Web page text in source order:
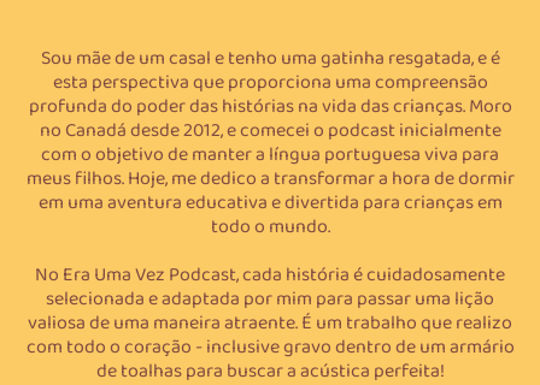
Sou mãe de um casal e tenho uma gatinha resgatada, e é
esta perspectiva que proporciona uma compreensão
profunda do poder das histórias na vida das crianças. Moro
no Canadá desde 2012, e comecei o podcast inicialmente
com o objetivo de manter a língua portuguesa viva para
meus filhos. Hoje, me dedico a transformar a hora de dormir
em uma aventura educativa e divertida para crianças em
todo o mundo.
No Era Uma Vez Podcast, cada história é cuidadosamente
selecionada e adaptada por mim para passar uma lição
valiosa de uma maneira atraente. É um trabalho que realizo
com todo o coração - inclusive gravo dentro de um armário
de toalhas para buscar a acústica perfeita!